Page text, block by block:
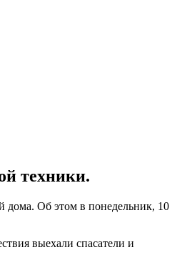
техники.
дома. Об этом в понедельник, 10
выехали спасатели и